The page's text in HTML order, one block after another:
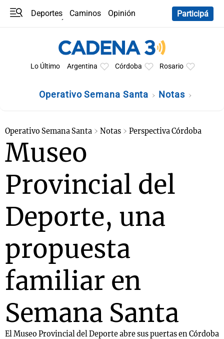
Deportes Caminos
Opinión
Participá
Lo Último Argentina Córdoba Rosario
Operativo Semana Santa Notas
Operativo Semana Santa Notas Perspectiva Córdoba
Museo
Provincial del
Deporte, una
propuesta
familiar en
Semana Santa
El Museo Provincial del Deporte abre sus puertas en Córdoba